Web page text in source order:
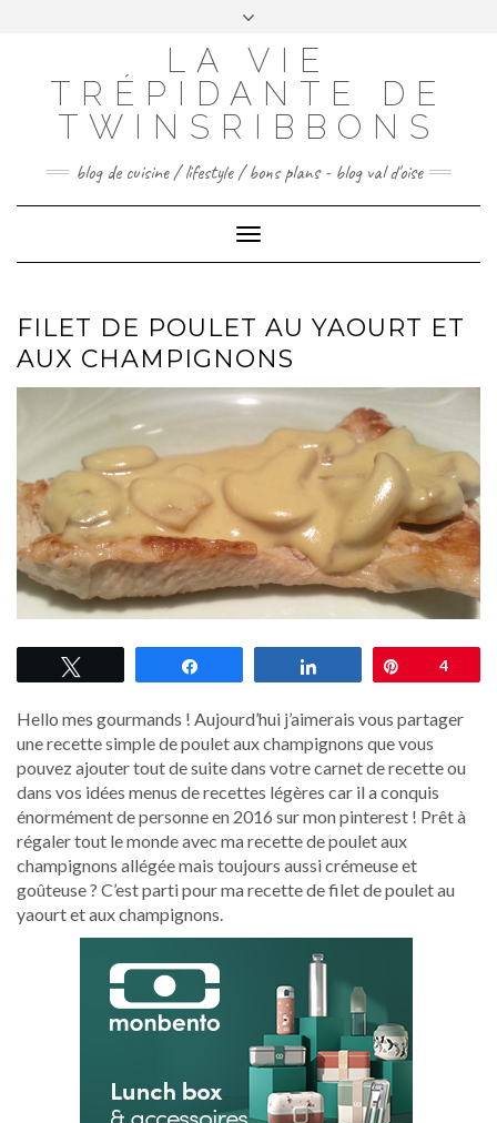
FACEBOOKINSTAGRAM
PINTEREST
CONTACTEZ-MOI
LA VIE
TRÉPIDANTE DE
TWINSRIBBONS
blog de cuisine / lifestyle / bons plans - blog val d'oise
Toggle
Navigation
FILET DE POULET AU YAOURT ET
AUX CHAMPIGNONS
Partagez Épingle
4
Hello mes gourmands ! Aujourd’hui j’aimerais vous partager
une recette simple de poulet aux champignons que vous
pouvez ajouter tout de suite dans votre carnet de recette ou
dans vos idées menus de recettes légères car il a conquis
énormément de personne en 2016 sur mon pinterest ! Prêt à
régaler tout le monde avec ma recette de poulet aux
champignons allégée mais toujours aussi crémeuse et
goûteuse ? C’est parti pour ma recette de filet de poulet au
yaourt et aux champignons.